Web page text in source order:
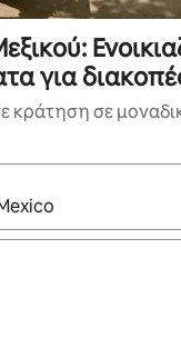
για
κράτηση σε
είναι